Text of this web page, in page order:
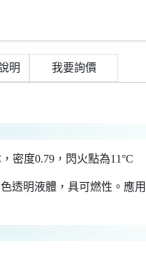
明 我要詢價
密度0.79，閃火點為11°C
透明液體，具可燃性。應